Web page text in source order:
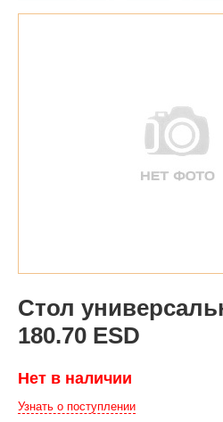
Стол
180.70 ESD
Нет в наличии
Узнать о поступлении